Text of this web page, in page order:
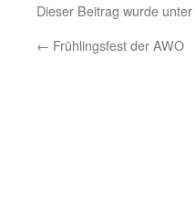
Dieser Beitrag wurde unter
← Frühlingsfest der AWO